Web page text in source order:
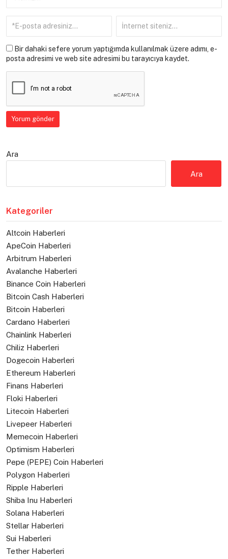
Bir dahaki sefere yorum yaptığımda kullanılmak üzere adımı, e-
posta adresimi ve web site adresimi bu tarayıcıya kaydet.
Ara
Ara
Kategoriler
Altcoin Haberleri
ApeCoin Haberleri
Arbitrum Haberleri
Avalanche Haberleri
Binance Coin Haberleri
Bitcoin Cash Haberleri
Bitcoin Haberleri
Cardano Haberleri
Chainlink Haberleri
Chiliz Haberleri
Dogecoin Haberleri
Ethereum Haberleri
Finans Haberleri
Floki Haberleri
Litecoin Haberleri
Livepeer Haberleri
Memecoin Haberleri
Optimism Haberleri
Pepe (PEPE) Coin Haberleri
Polygon Haberleri
Ripple Haberleri
Shiba Inu Haberleri
Solana Haberleri
Stellar Haberleri
Sui Haberleri
Tether Haberleri